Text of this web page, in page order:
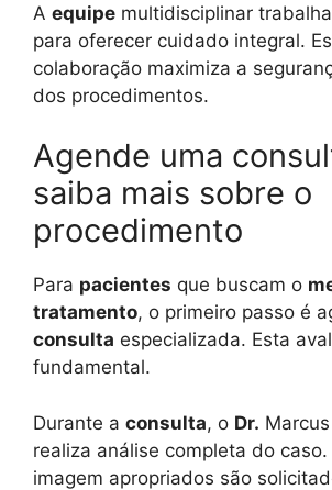
A equipe multidisciplinar
para oferecer cuidado integral.
colaboração maximiza a
dos procedimentos.
Agende uma
saiba mais sobre o
procedimento
Para pacientes que buscam o
tratamento, o primeiro passo é
consulta especializada. Esta
fundamental.
Durante a consulta, o Dr.
realiza análise completa do caso.
imagem apropriados são